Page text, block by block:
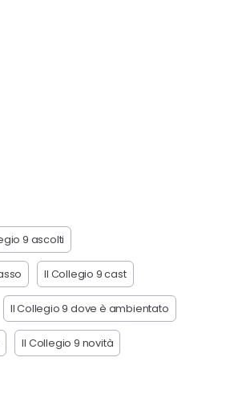
9 ascolti
Il Collegio 9 cast
Il Collegio 9 dove è ambientato
Il Collegio 9 novità